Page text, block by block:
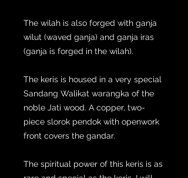
The wilah is also forged with ganja
wilut (waved ganja) and ganja iras
(ganja is forged in the wilah).
The keris is housed in a very special
Sandang Walikat warangka of the
noble Jati wood. A copper, two-
piece slorok pendok with openwork
front covers the gandar.
The spiritual power of this keris is as